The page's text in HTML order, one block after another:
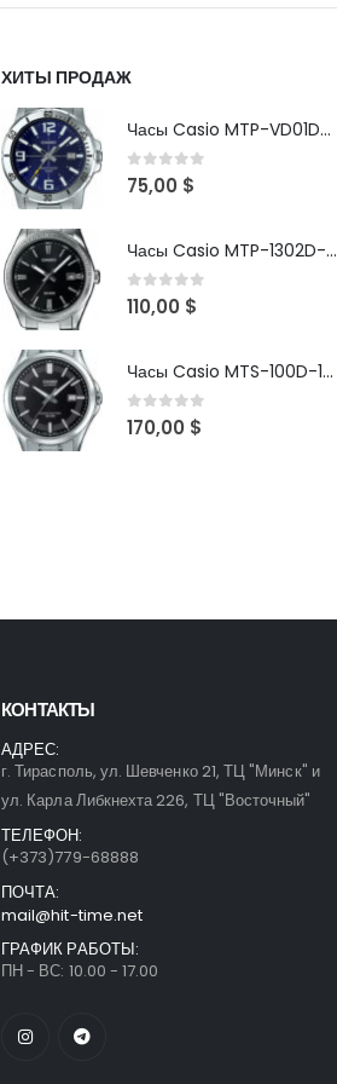
ХИТЫ ПРОДАЖ
Часы Casio MTP-VD01D-2B
0out of 5
75,00 $
Часы Casio MTP-1302D-1A1VDF
0out of 5
110,00 $
Часы Casio MTS-100D-1AV
0out of 5
170,00 $
КОНТАКТЫ
АДРЕС:
г. Тирасполь, ул. Шевченко 21, ТЦ "Минск" и
ул. Карла Либкнехта 226, ТЦ "Восточный"
ТЕЛЕФОН:
(+373)779-68888
ПОЧТА:
mail@hit-time.net
ГРАФИК РАБОТЫ:
ПН - ВС: 10.00 - 17.00